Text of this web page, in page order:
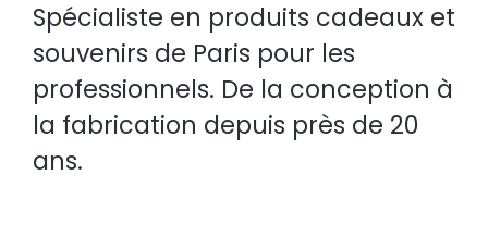
Spécialiste en produits cadeaux et
souvenirs de Paris pour les
professionnels. De la conception à
la fabrication depuis près de 20
ans.